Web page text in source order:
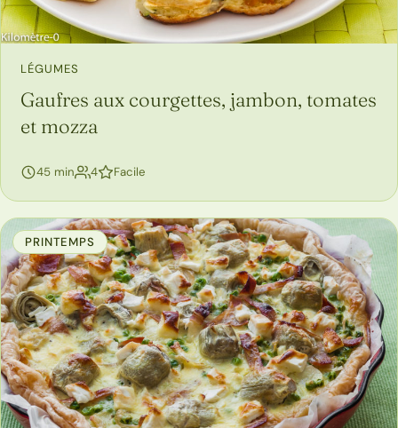
LÉGUMES
Gaufres aux courgettes, jambon, tomates
et mozza
45 min 4personnes
Facile
PRINTEMPS